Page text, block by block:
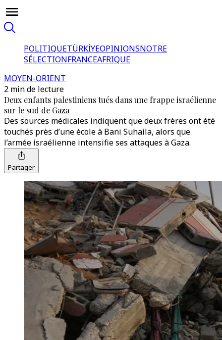
POLITIQUETÜRKİYEOPINIONSNOTRE
SÉLECTIONFRANCEAFRIQUE
MOYEN-ORIENT
2 min de lecture
Deux enfants palestiniens tués dans une frappe israélienne
sur le sud de Gaza
Des sources médicales indiquent que deux frères ont été
touchés près d’une école à Bani Suhaila, alors que
l’armée israélienne intensifie ses attaques à Gaza.
Partager